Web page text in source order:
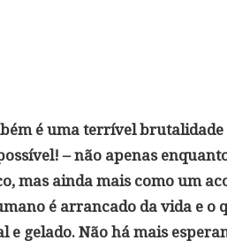
é uma terrível brutalidade
– não apenas
mas ainda mais como um
é arrancado da vida e o
e gelado. Não há mais